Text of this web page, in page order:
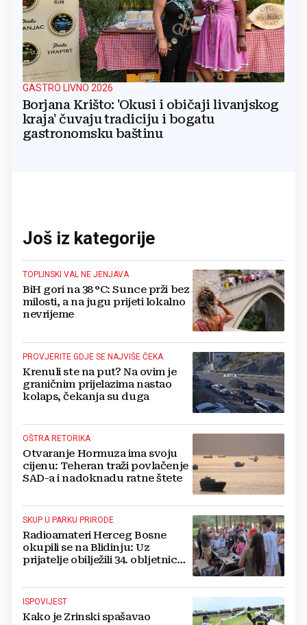
GASTRO LIVNO 2026
Borjana Krišto: 'Okusi i običaji livanjskog
kraja' čuvaju tradiciju i bogatu
gastronomsku baštinu
Još iz kategorije
TOPLINSKI VAL NE JENJAVA
BiH gori na 38 °C: Sunce prži bez
milosti, a na jugu prijeti lokalno
nevrijeme
PROVJERITE GDJE SE NAJVIŠE ČEKA
Krenuli ste na put? Na ovim je
graničnim prijelazima nastao
kolaps, čekanja su duga
OŠTRA RETORIKA
Otvaranje Hormuza ima svoju
cijenu: Teheran traži povlačenje
SAD-a i nadoknadu ratne štete
SKUP U PARKU PRIRODE
Radioamateri Herceg Bosne
okupili se na Blidinju: Uz
prijatelje obilježili 34. obljetnicu
ISPOVIJEST
Kako je Zrinski spašavao